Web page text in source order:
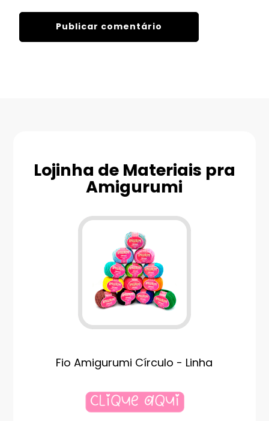
Lojinha de Materiais pra
Amigurumi
Fio Amigurumi Círculo - Linha